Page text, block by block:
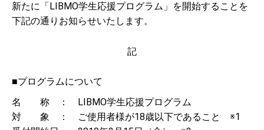
新たに「LIBMO学生応援プログラム」を開始することを
下記の通りお知らせいたします。
記
■プログラムについて
名 称 ： LIBMO学生応援プログラム
対 象 ： ご使用者様が18歳以下であること ※1